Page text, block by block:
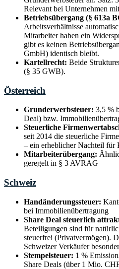
Relevant bei Unternehmen
Betriebsübergang (§ 613a
Arbeitsverhältnisse
Mitarbeiter haben ein
gibt es keinen
GmbH) identisch bleibt.
Kartellrecht: Beide
(§ 35 GWB).
Österreich
Grunderwerbsteuer: 3,5 %
Deal) bzw.
Steuerliche
seit 2014 die steuerliche
– ein erheblicher Nachteil für
Mitarbeiterübergang:
geregelt in § 3 AVRAG
Schweiz
Handänderungssteuer:
bei Immobilienübertragung
Share Deal steuerlich
Beteiligungen sind für
steuerfrei (Privatvermögen).
Schweizer Verkäufer
Stempelsteuer: 1 %
Share Deals (über 1 Mio.